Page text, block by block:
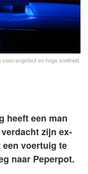
en hoge snelheid.
heeft een man
zijn ex-
voertuig te
naar Peperpot.